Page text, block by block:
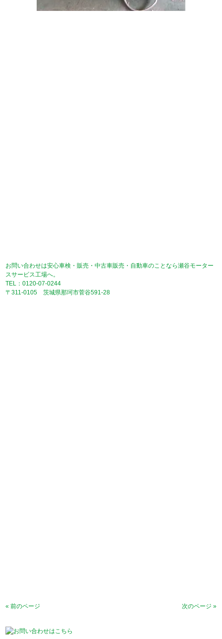
お問い合わせは安心車検・販売・中古車販売・自動車のことなら瀬谷モーター
スサービス工場へ。
TEL：0120-07-0244
〒311-0105 茨城県那珂市菅谷591-28
« 前のページ 次のページ »